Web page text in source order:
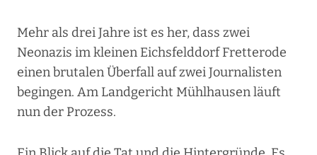
Mehr als drei Jahre ist es her, dass zwei
Neonazis im kleinen Eichsfelddorf Fretterode
einen brutalen Überfall auf zwei Journalisten
begingen. Am Landgericht Mühlhausen läuft
nun der Prozess.